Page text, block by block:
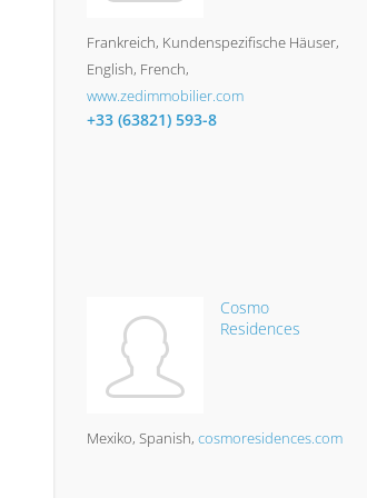
Frankreich Kundenspezifische Häuser
English, French
www.zedimmobilier.com
+33 (63821) 593-8
Cosmo
Residences
Mexiko Spanish cosmoresidences.com